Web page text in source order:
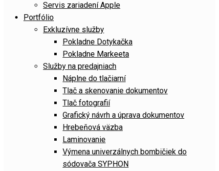
Servis zariadení Apple
Portfólio
Exkluzívne služby
Pokladne Dotykačka
Pokladne Markeeta
Služby na predajniach
Náplne do tlačiarní
Tlač a skenovanie dokumentov
Tlač fotografií
Grafický návrh a úprava dokumentov
Hrebeňová väzba
Laminovanie
Výmena univerzálnych bombičiek do
sódovača SYPHON